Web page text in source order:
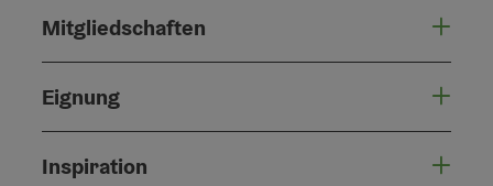
Mitgliedschaften
Eignung
Inspiration